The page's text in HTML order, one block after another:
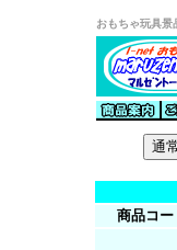
おもちゃ玩具景
商品コ